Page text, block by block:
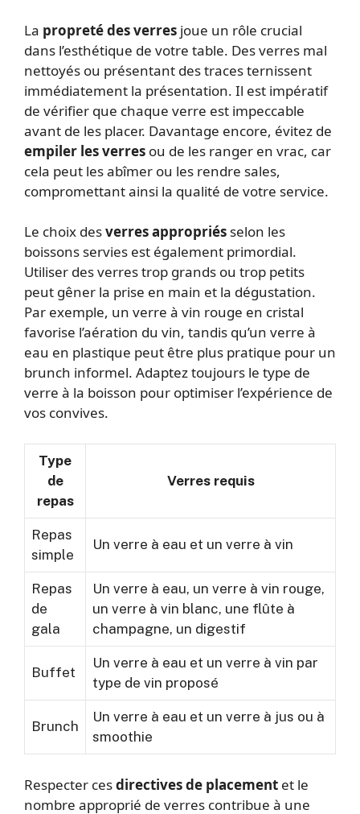
La propreté des verres joue un rôle crucial
dans l’esthétique de votre table. Des verres mal
nettoyés ou présentant des traces ternissent
immédiatement la présentation. Il est impératif
de vérifier que chaque verre est impeccable
avant de les placer. Davantage encore, évitez de
empiler les verres ou de les ranger en vrac, car
cela peut les abîmer ou les rendre sales,
compromettant ainsi la qualité de votre service.
Le choix desverres appropriés selon les
boissons servies est également primordial.
Utiliser des verres trop grands ou trop petits
peut gêner la prise en main et la dégustation.
Par exemple, un verre à vin rouge en cristal
favorise l’aération du vin, tandis qu’un verre à
eau en plastique peut être plus pratique pour un
brunch informel. Adaptez toujours le type de
verre à la boisson pour optimiser l’expérience de
vos convives.
Type
de
repas
Verres requis
Repas
simple
Un verre à eau et un verre à vin
Repas
de
gala
Un verre à eau, un verre à vin rouge,
un verre à vin blanc, une flûte à
champagne, un digestif
Buffet
Un verre à eau et un verre à vin par
type de vin proposé
Brunch
Un verre à eau et un verre à jus ou à
smoothie
Respecter cesdirectives de placement et le
nombre approprié de verres contribue à une